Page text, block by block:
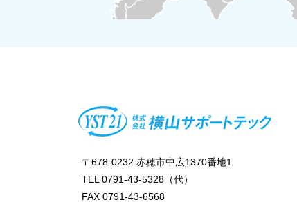
〒678-0232 赤穂市中広1370番地1
TEL 0791-43-5328（代）
FAX 0791-43-6568